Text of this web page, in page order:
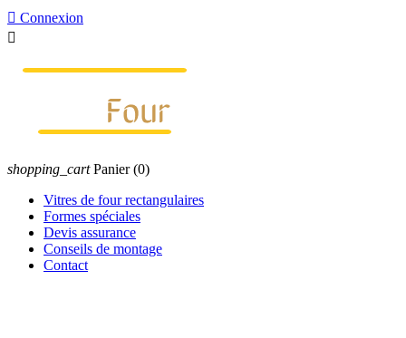
 Connexion

shopping_cart Panier (0)
Vitres de four rectangulaires
Formes spéciales
Devis assurance
Conseils de montage
Contact